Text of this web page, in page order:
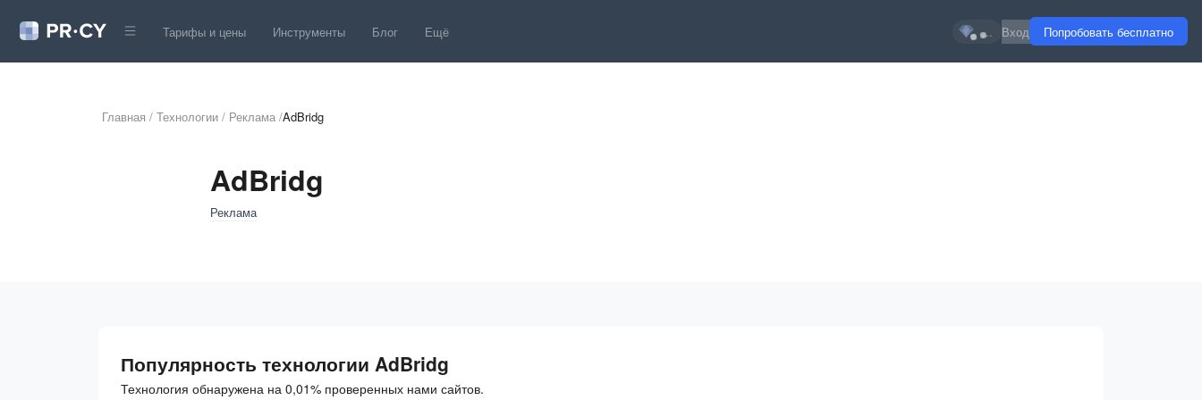
Тарифы и цены Инструменты Блог Ещё ... Вход Попробовать бесплатно
Главная / Технологии / Реклама /AdBridg
AdBridg
Реклама
Популярность технологии AdBridg
Технология обнаружена на 0,01% проверенных нами сайтов.